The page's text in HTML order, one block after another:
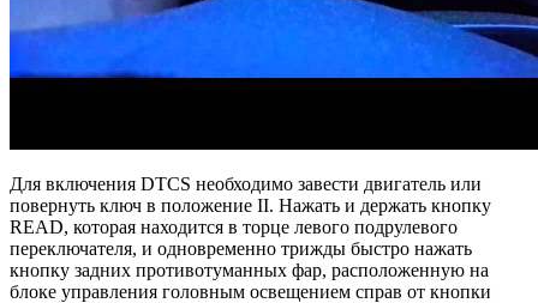
Для включения DTCS необходимо завести двигатель или
повернуть ключ в положение II. Нажать и держать кнопку
READ, которая находится в торце левого подрулевого
переключателя, и одновременно трижды быстро нажать
кнопку задних противотуманных фар, расположенную на
блоке управления головным освещением справ от кнопки